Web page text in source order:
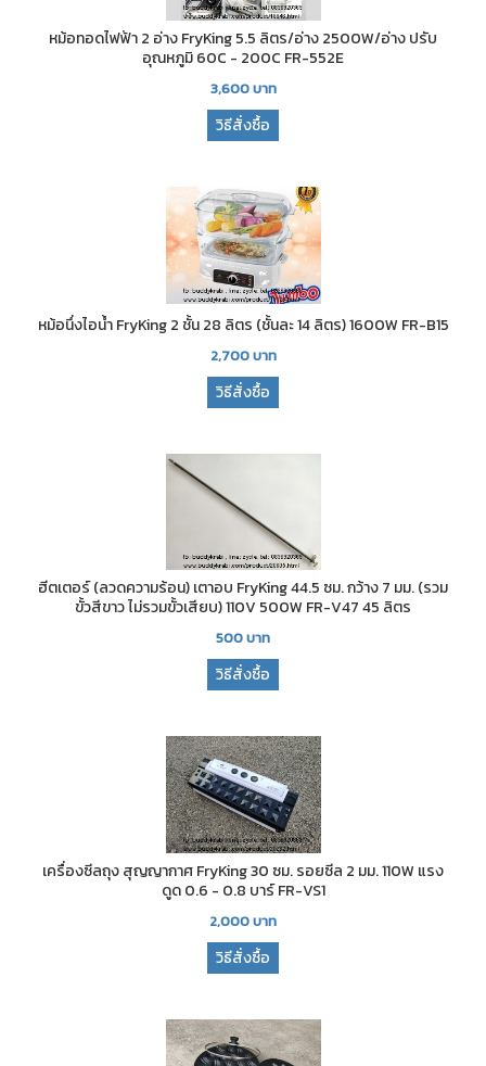
หม้อทอดไฟฟ้า 2 อ่าง FryKing 5.5 ลิตร/อ่าง 2500W/อ่าง ปรับ
อุณหภูมิ 60C - 200C FR-552E
3,600บาท
วิธีสั่งซื้อ
หม้อนึ่งไอน้ำ FryKing 2 ชั้น 28 ลิตร (ชั้นละ 14 ลิตร) 1600W FR-B15
2,700บาท
วิธีสั่งซื้อ
ฮีตเตอร์ (ลวดความร้อน) เตาอบ FryKing 44.5 ซม. กว้าง 7 มม. (รวม
ขั้วสีขาว ไม่รวมขั้วเสียบ) 110V 500W FR-V47 45 ลิตร
500บาท
วิธีสั่งซื้อ
เครื่องซีลถุง สุญญากาศ FryKing 30 ซม. รอยซีล 2 มม. 110W แรง
ดูด 0.6 - 0.8 บาร์ FR-VS1
2,000บาท
วิธีสั่งซื้อ